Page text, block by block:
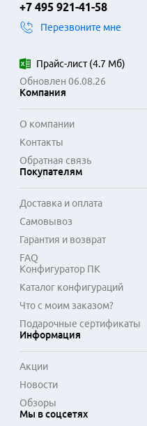
+7 495 921-41-58
Перезвоните мне
Прайс-лист(4.7 Мб)
Обновлен 06.08.26
Компания
О компании
Контакты
Обратная связь
Покупателям
Доставка и оплата
Самовывоз
Гарантия и возврат
FAQ
Конфигуратор ПК
Каталог конфигураций
Что с моим заказом?
Подарочные сертификаты
Информация
Акции
Новости
Обзоры
Мы в соцсетях